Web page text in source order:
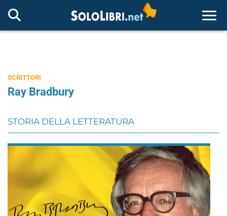
SCRITTORI
Ray Bradbury
STORIA DELLA LETTERATURA